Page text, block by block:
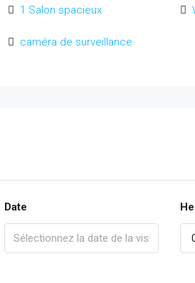
1 Salon spacieux
caméra de surveillance
Date